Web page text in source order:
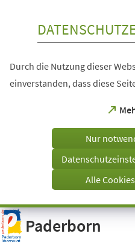
Visuelle
Assistenzsoftware
öffnen.
Durch die Nutzung dieser
einverstanden, dass diese
einem
Tab)
Nur
Alle
Paderborn